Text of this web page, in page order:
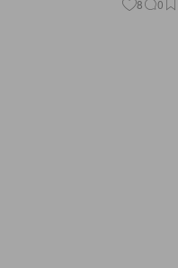
8 0